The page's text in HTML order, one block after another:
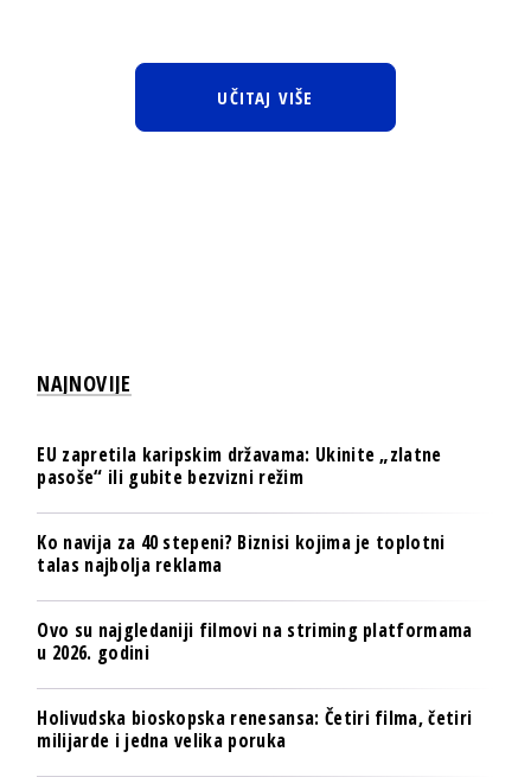
UČITAJ VIŠE
NAJNOVIJE
EU zapretila karipskim državama: Ukinite „zlatne
pasoše“ ili gubite bezvizni režim
Ko navija za 40 stepeni? Biznisi kojima je toplotni
talas najbolja reklama
Ovo su najgledaniji filmovi na striming platformama
u 2026. godini
Holivudska bioskopska renesansa: Četiri filma, četiri
milijarde i jedna velika poruka